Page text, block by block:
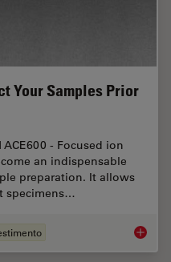
Your Samples Prior
- Focused ion
an indispensable
preparation. It allows
specimens…
Each